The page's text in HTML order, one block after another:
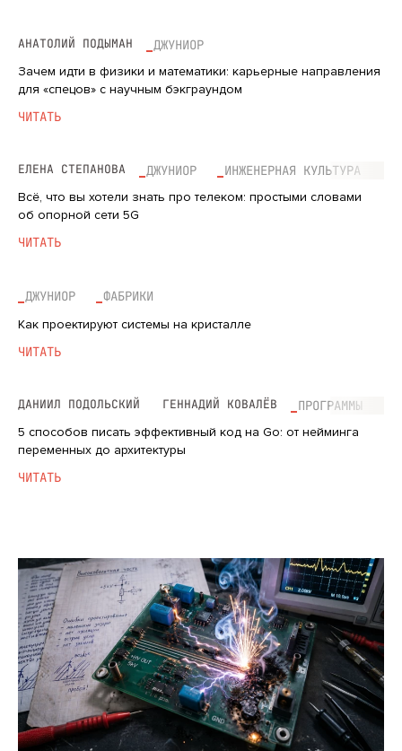
АНАТОЛИЙ ПОДЫМАН ДЖУНИОР
Зачем идти в физики и математики: карьерные направления
для «спецов» с научным бэкграундом
ЧИТАТЬ
ЕЛЕНА СТЕПАНОВА ДЖУНИОР ИНЖЕНЕРНАЯ КУЛЬТУРА
Всё, что вы хотели знать про телеком: простыми словами
об опорной сети 5G
ЧИТАТЬ
ДЖУНИОР ФАБРИКИ
Как проектируют системы на кристалле
ЧИТАТЬ
ДАНИИЛ ПОДОЛЬСКИЙ ГЕННАДИЙ КОВАЛЁВ ПРОГРАММЫ
5 способов писать эффективный код на Go: от нейминга
переменных до архитектуры
ЧИТАТЬ